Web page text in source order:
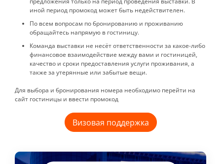
иной период промокод может быть недействителен.
По всем вопросам по бронированию и проживанию
обращайтесь напрямую в гостиницу.
Команда выставки не несёт ответственности за какое-либо
финансовое взаимодействие между вами и гостиницей,
качество и сроки предоставления услуги проживания, а
также за утерянные или забытые вещи.
Для выбора и бронирования номера необходимо перейти на
сайт гостиницы и ввести промокод
Визовая поддержка